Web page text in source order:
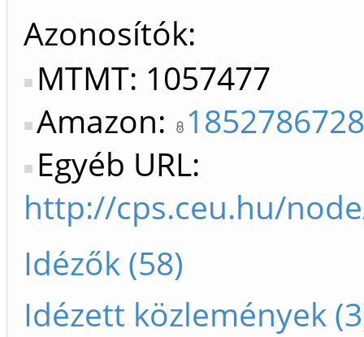
Azonosítók
MTMT: 1057477
Amazon: 1852786728
Egyéb URL:
http://cps.ceu.hu/
Idézők (58)
Idézett közlemények